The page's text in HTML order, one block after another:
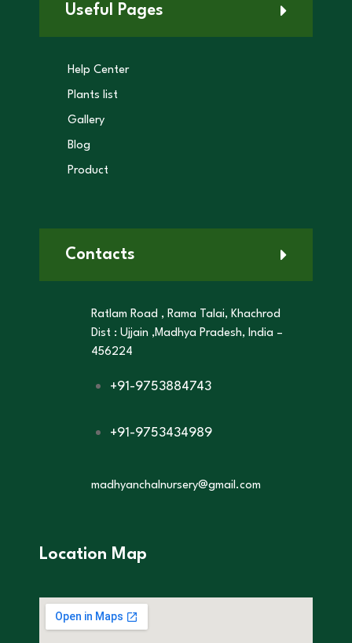
Useful Pages
Help Center
Plants list
Gallery
Blog
Product
Contacts
Ratlam Road , Rama Talai, Khachrod
Dist : Ujjain ,Madhya Pradesh, India –
456224
+91-9753884743
+91-9753434989
madhyanchalnursery@gmail.com
Location Map